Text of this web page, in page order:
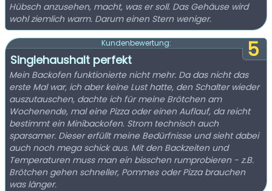
Hübsch anzusehen, macht, was er soll. Das Gehäuse wird
wohl ziemlich warm. Darum einen Stern weniger.
5
Kundenbewertung:
Singlehaushalt perfekt
Mein Backofen funktionierte nicht mehr. Da das nicht das
erste Mal war, ich aber keine Lust hatte, den Schalter wieder
auszutauschen, dachte ich für meine Brötchen am
Wochenende, mal eine Pizza oder einen Auflauf, da reicht
bestimmt ein Minibackofen. Strom technisch auch
sparsamer. Dieser erfüllt meine Bedürfnisse und sieht dabei
auch noch mega schick aus. Mit den Backzeiten und
Temperaturen muss man ein bisschen rumprobieren - z.B.
Brötchen gehen schneller, Pommes oder Pizza brauchen
was länger.